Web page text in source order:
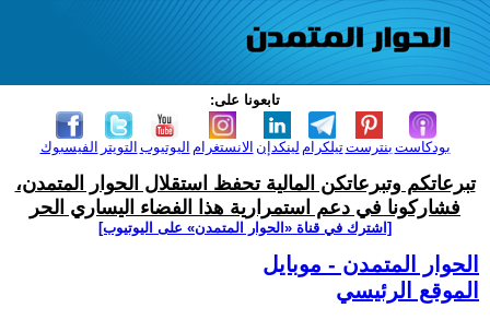
تابعونا على:
الفيسبوك التويتر اليوتيوب الانستغرام لينكدإن تيلكرامبنترست بودكاست
تبرعاتكم وتبرعاتكن المالية تحفظ استقلال الحوار المتمدن،
فشاركونا في دعم استمرارية هذا الفضاء اليساري الحر
[اشترك في قناة ‫«الحوار المتمدن» على اليوتيوب]
الحوار المتمدن - موبايل
الموقع الرئيسي